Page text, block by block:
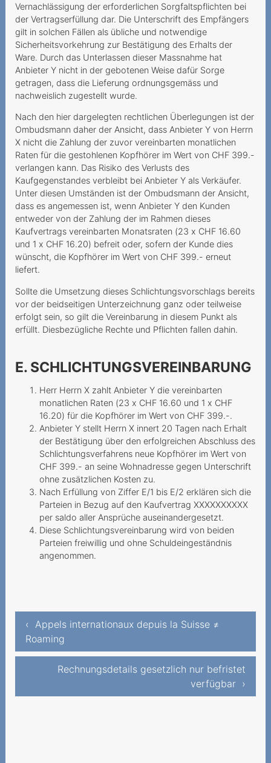
Vernachlässigung der erforderlichen Sorgfaltspflichten bei
der Vertragserfüllung dar. Die Unterschrift des Empfängers
gilt in solchen Fällen als übliche und notwendige
Sicherheitsvorkehrung zur Bestätigung des Erhalts der
Ware. Durch das Unterlassen dieser Massnahme hat
Anbieter Y nicht in der gebotenen Weise dafür Sorge
getragen, dass die Lieferung ordnungsgemäss und
nachweislich zugestellt wurde.
Nach den hier dargelegten rechtlichen Überlegungen ist der
Ombudsmann daher der Ansicht, dass Anbieter Y von Herrn
X nicht die Zahlung der zuvor vereinbarten monatlichen
Raten für die gestohlenen Kopfhörer im Wert von CHF 399.-
verlangen kann. Das Risiko des Verlusts des
Kaufgegenstandes verbleibt bei Anbieter Y als Verkäufer.
Unter diesen Umständen ist der Ombudsmann der Ansicht,
dass es angemessen ist, wenn Anbieter Y den Kunden
entweder von der Zahlung der im Rahmen dieses
Kaufvertrags vereinbarten Monatsraten (23 x CHF 16.60
und 1 x CHF 16.20) befreit oder, sofern der Kunde dies
wünscht, die Kopfhörer im Wert von CHF 399.- erneut
liefert.
Sollte die Umsetzung dieses Schlichtungsvorschlags bereits
vor der beidseitigen Unterzeichnung ganz oder teilweise
erfolgt sein, so gilt die Vereinbarung in diesem Punkt als
erfüllt. Diesbezügliche Rechte und Pflichten fallen dahin.
E. SCHLICHTUNGSVEREINBARUNG
Herr Herrn X zahlt Anbieter Y die vereinbarten
monatlichen Raten (23 x CHF 16.60 und 1 x CHF
16.20) für die Kopfhörer im Wert von CHF 399.-.
Anbieter Y stellt Herrn X innert 20 Tagen nach Erhalt
der Bestätigung über den erfolgreichen Abschluss des
Schlichtungsverfahrens neue Kopfhörer im Wert von
CHF 399.- an seine Wohnadresse gegen Unterschrift
ohne zusätzlichen Kosten zu.
Nach Erfüllung von Ziffer E/1 bis E/2 erklären sich die
Parteien in Bezug auf den Kaufvertrag XXXXXXXXXX
per saldo aller Ansprüche auseinandergesetzt.
Diese Schlichtungsvereinbarung wird von beiden
Parteien freiwillig und ohne Schuldeingeständnis
angenommen.
‹ Appels internationaux depuis la Suisse ≠
Roaming
Rechnungsdetails gesetzlich nur befristet
verfügbar ›
Ungewollter
Vertragsschluss mit
horrenden
Kündigungsgebühren
Störungen sind immer ein
Ärgernis
Wo bleibt die 5G-
Verbindung?
Sperrung der Nummer
wegen Premium-SMS
2020
Ohne Gesichtsscann keine
SIM-Karte
10Gbit s versprochen nur 1
Finanzielle Notlage
ausgenutzt
Gehört die Schweiz zur EU
Mitarbeitenden darf man
Corona-Pandemie führt zu
teurer Flugannullierung
Nachschieben von
Nutzungsrichtlinien
Facturation de données
fantomes
Une demande de résiliation
aboutissant à une
prolongation de
Unmögliche
Technologiewechsel ohne
Strom
Sechs Franken sind zu viel